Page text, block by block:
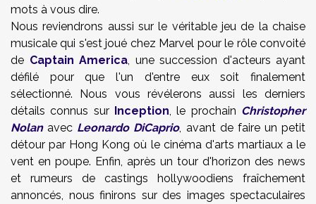
mots à vous dire.
Nous reviendrons aussi sur le véritable jeu de la chaise
musicale qui s'est joué chez Marvel pour le rôle convoité
de Captain America, une succession d'acteurs ayant
défilé pour que l'un d'entre eux soit finalement
sélectionné. Nous vous révélerons aussi les derniers
détails connus sur Inception, le prochain Christopher
Nolanavec Leonardo DiCaprio, avant de faire un petit
détour par Hong Kong où le cinéma d'arts martiaux a le
vent en poupe. Enfin, après un tour d'horizon des news
et rumeurs de castings hollywoodiens fraîchement
annoncés, nous finirons sur des images spectaculaires